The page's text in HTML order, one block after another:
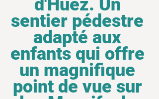
d'Huez. Un
sentier pédestre
adapté aux
enfants qui offre
un magnifique
point de vue sur